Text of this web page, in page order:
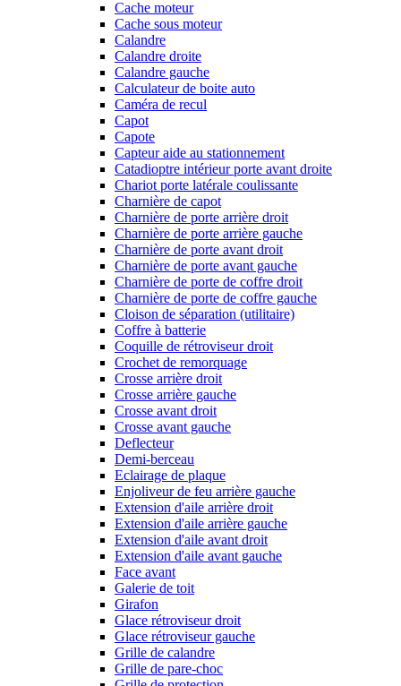
Cache moteur
Cache sous moteur
Calandre
Calandre droite
Calandre gauche
Calculateur de boite auto
Caméra de recul
Capot
Capote
Capteur aide au stationnement
Catadioptre intérieur porte avant droite
Chariot porte latérale coulissante
Charnière de capot
Charnière de porte arrière droit
Charnière de porte arrière gauche
Charnière de porte avant droit
Charnière de porte avant gauche
Charnière de porte de coffre droit
Charnière de porte de coffre gauche
Cloison de séparation (utilitaire)
Coffre à batterie
Coquille de rétroviseur droit
Crochet de remorquage
Crosse arrière droit
Crosse arrière gauche
Crosse avant droit
Crosse avant gauche
Deflecteur
Demi-berceau
Eclairage de plaque
Enjoliveur de feu arrière gauche
Extension d'aile arrière droit
Extension d'aile arrière gauche
Extension d'aile avant droit
Extension d'aile avant gauche
Face avant
Galerie de toit
Girafon
Glace rétroviseur droit
Glace rétroviseur gauche
Grille de calandre
Grille de pare-choc